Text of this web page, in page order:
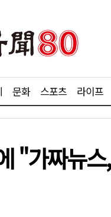
문화 스포츠 라이프
"가짜뉴